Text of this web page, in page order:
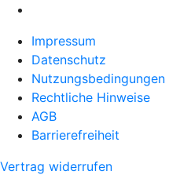
Impressum
Datenschutz
Nutzungsbedingungen
Rechtliche Hinweise
AGB
Barrierefreiheit
Vertrag widerrufen